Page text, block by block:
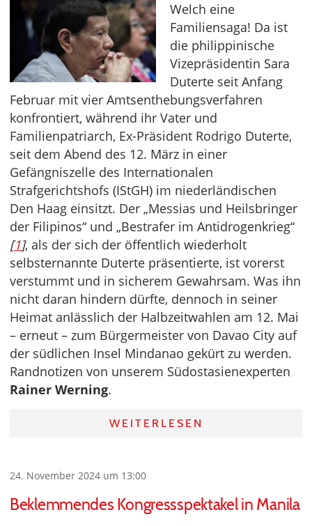
Welch eine
Familiensaga! Da ist
die philippinische
Vizepräsidentin Sara
Duterte seit Anfang
Februar mit vier Amtsenthebungsverfahren
konfrontiert, während ihr Vater und
Familienpatriarch, Ex-Präsident Rodrigo Duterte,
seit dem Abend des 12. März in einer
Gefängniszelle des Internationalen
Strafgerichtshofs (IStGH) im niederländischen
Den Haag einsitzt. Der „Messias und Heilsbringer
der Filipinos“ und „Bestrafer im Antidrogenkrieg“
[1], als der sich der öffentlich wiederholt
selbsternannte Duterte präsentierte, ist vorerst
verstummt und in sicherem Gewahrsam. Was ihn
nicht daran hindern dürfte, dennoch in seiner
Heimat anlässlich der Halbzeitwahlen am 12. Mai
– erneut – zum Bürgermeister von Davao City auf
der südlichen Insel Mindanao gekürt zu werden.
Randnotizen von unserem Südostasienexperten
Rainer Werning.
WEITERLESEN
24. November 2024 um 13:00
Beklemmendes Kongressspektakel in Manila